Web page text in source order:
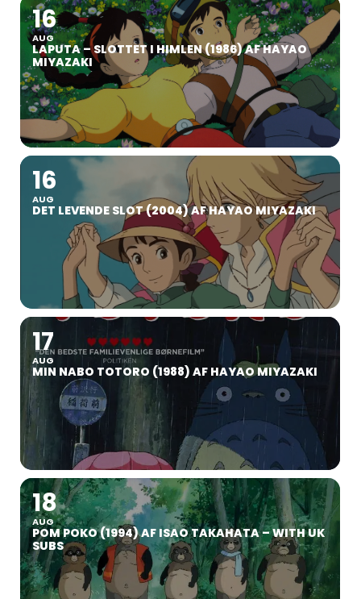
16
AUG
LAPUTA – SLOTTET I HIMLEN (1986) AF HAYAO
MIYAZAKI
16
AUG
DET LEVENDE SLOT (2004) AF HAYAO MIYAZAKI
17
AUG
MIN NABO TOTORO (1988) AF HAYAO MIYAZAKI
18
AUG
POM POKO (1994) AF ISAO TAKAHATA – WITH UK
SUBS